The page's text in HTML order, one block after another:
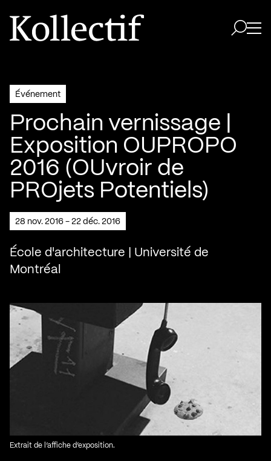
Aller à la page d'accueil
Logo Kollectif
Événement
Prochain vernissage |
Exposition OUPROPO
2016 (OUvroir de
PROjets Potentiels)
28 nov. 2016 - 22 déc. 2016
École d'architecture | Université de
Montréal
Extrait de l’affiche d’exposition.